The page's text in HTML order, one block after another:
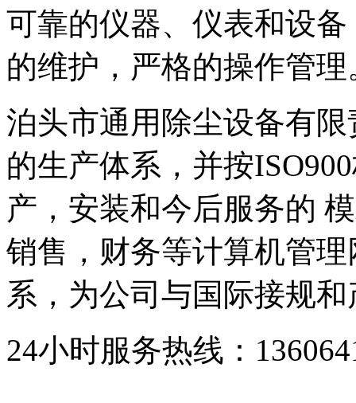
可靠的仪器、仪表和设
的维护，严格的操作管理
泊头市通用除尘设备有
的生产体系，并按
产，安装和今后服务的
销售，财务等计算机管
系，为公司与国际接规
24小时服务热线：